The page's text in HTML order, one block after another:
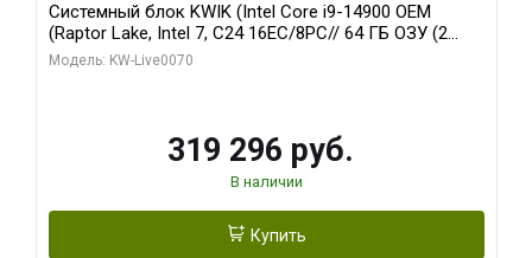
Системный блок KWIK (Intel Core i9-14900 OEM
(Raptor Lake, Intel 7, C24 16EC/8PC// 64 ГБ ОЗУ (2
модуля)/ Gigabyte RTX5080 XTREME WATERFORCE
Модель: KW-Live0070
319 296 руб.
В наличии
Купить